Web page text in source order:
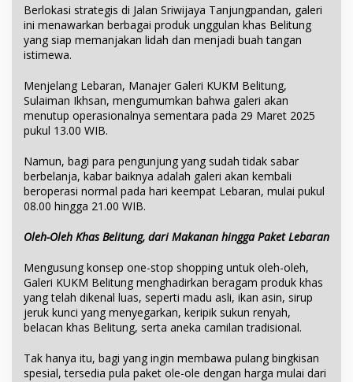
Berlokasi strategis di Jalan Sriwijaya Tanjungpandan, galeri
ini menawarkan berbagai produk unggulan khas Belitung
yang siap memanjakan lidah dan menjadi buah tangan
istimewa.
Menjelang Lebaran, Manajer Galeri KUKM Belitung,
Sulaiman Ikhsan, mengumumkan bahwa galeri akan
menutup operasionalnya sementara pada 29 Maret 2025
pukul 13.00 WIB.
Namun, bagi para pengunjung yang sudah tidak sabar
berbelanja, kabar baiknya adalah galeri akan kembali
beroperasi normal pada hari keempat Lebaran, mulai pukul
08.00 hingga 21.00 WIB.
Oleh-Oleh Khas Belitung, dari Makanan hingga Paket Lebaran
Mengusung konsep one-stop shopping untuk oleh-oleh,
Galeri KUKM Belitung menghadirkan beragam produk khas
yang telah dikenal luas, seperti madu asli, ikan asin, sirup
jeruk kunci yang menyegarkan, keripik sukun renyah,
belacan khas Belitung, serta aneka camilan tradisional.
Tak hanya itu, bagi yang ingin membawa pulang bingkisan
spesial, tersedia pula paket ole-ole dengan harga mulai dari